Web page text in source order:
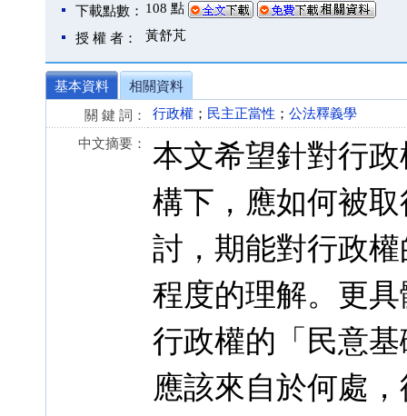
下載點數： 108 點
授 權 者： 黃舒芃
基本資料
相關資料
關 鍵 詞：
行政權 ； 民主正當性 ； 公法釋義學
中文摘要：
本文希望針對行
構下，應如何被
討，期能對行政
程度的理解。更
行政權的「民意
應該來自於何處